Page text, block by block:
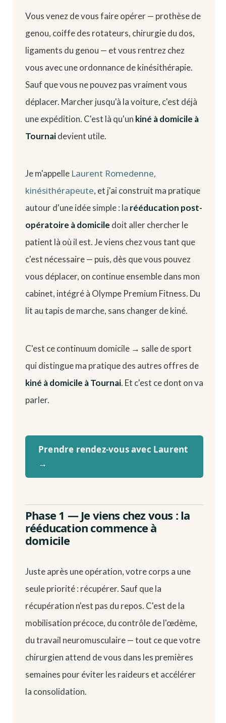
Vous venez de vous faire opérer — prothèse de
genou, coiffe des rotateurs, chirurgie du dos,
ligaments du genou — et vous rentrez chez
vous avec une ordonnance de kinésithérapie.
Sauf que vous ne pouvez pas vraiment vous
déplacer. Marcher jusqu'à la voiture, c'est déjà
une expédition. C'est là qu'un kiné à domicile à
Tournaidevient utile.
Je m'appelle Laurent Romedenne,
kinésithérapeute, et j'ai construit ma pratique
autour d'une idée simple : la rééducation post-
opératoire à domicile doit aller chercher le
patient là où il est. Je viens chez vous tant que
c'est nécessaire — puis, dès que vous pouvez
vous déplacer, on continue ensemble dans mon
cabinet, intégré à Olympe Premium Fitness. Du
lit au tapis de marche, sans changer de kiné.
C'est ce continuum domicile → salle de sport
qui distingue ma pratique des autres offres de
kiné à domicile à Tournai. Et c'est ce dont on va
parler.
Prendre rendez-vous avec Laurent
→
Phase 1 — Je viens chez vous : la
rééducation commence à
domicile
Juste après une opération, votre corps a une
seule priorité : récupérer. Sauf que la
récupération n'est pas du repos. C'est de la
mobilisation précoce, du contrôle de l'œdème,
du travail neuromusculaire — tout ce que votre
chirurgien attend de vous dans les premières
semaines pour éviter les raideurs et accélérer
la consolidation.